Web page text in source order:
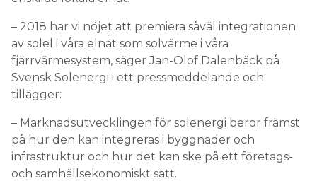
– 2018 har vi nöjet att premiera såväl integrationen
av solel i våra elnät som solvärme i våra
fjärrvärmesystem, säger Jan-Olof Dalenbäck på
Svensk Solenergi i ett pressmeddelande och
tillägger:
– Marknadsutvecklingen för solenergi beror främst
på hur den kan integreras i byggnader och
infrastruktur och hur det kan ske på ett företags-
och samhällsekonomiskt sätt.